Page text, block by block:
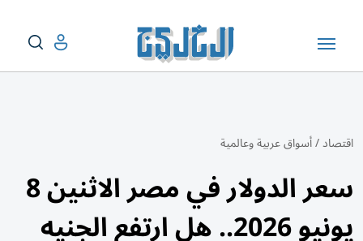
اقتصاد/أسواق عربية وعالمية
سعر الدولار في مصر الاثنين 8
يونيو 2026.. هل ارتفع الجنيه